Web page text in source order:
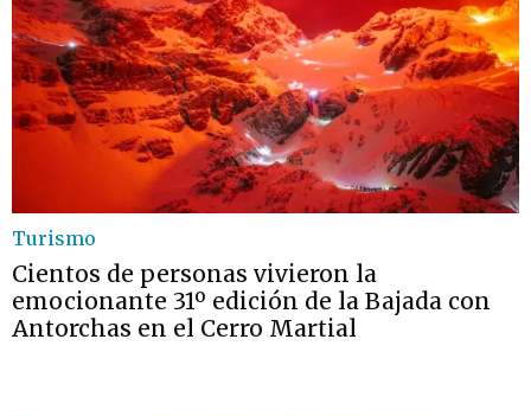
Turismo
Cientos de personas vivieron la
emocionante 31º edición de la Bajada con
Antorchas en el Cerro Martial